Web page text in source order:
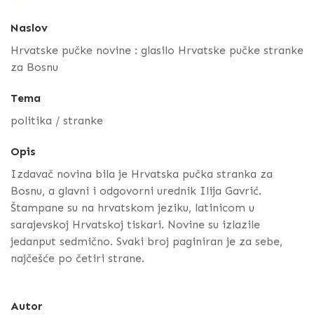
Naslov
Hrvatske pučke novine : glasilo Hrvatske pučke stranke
za Bosnu
Tema
politika / stranke
Opis
Izdavač novina bila je Hrvatska pučka stranka za
Bosnu, a glavni i odgovorni urednik Ilija Gavrić.
Štampane su na hrvatskom jeziku, latinicom u
sarajevskoj Hrvatskoj tiskari. Novine su izlazile
jedanput sedmično. Svaki broj paginiran je za sebe,
najčešće po četiri strane.
Autor